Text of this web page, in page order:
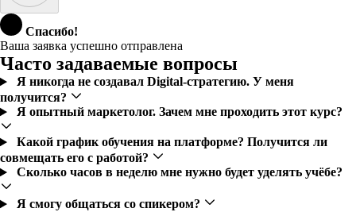
Спасибо!
Ваша заявка успешно отправлена
Часто задаваемые вопросы
Я никогда не создавал Digital-стратегию. У меня
получится?
Я опытный маркетолог. Зачем мне проходить этот курс?
Какой график обучения на платформе? Получится ли
совмещать его с работой?
Сколько часов в неделю мне нужно будет уделять учёбе?
Я смогу общаться со спикером?